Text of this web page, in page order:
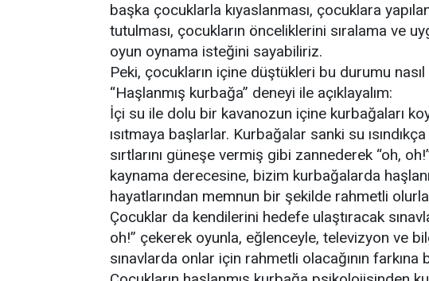
başka çocuklarla kıyaslanması, çocuklara
tutulması, çocukların önceliklerini sıralama ve
oyun oynama isteğini sayabiliriz.
Peki, çocukların içine düştükleri bu durumu
“Haşlanmış kurbağa” deneyi ile açıklayalım:
İçi su ile dolu bir kavanozun içine kurbağaları
ısıtmaya başlarlar. Kurbağalar sanki su
sırtlarını güneşe vermiş gibi zannederek “oh,
kaynama derecesine, bizim kurbağalarda
hayatlarından memnun bir şekilde rahmetli
Çocuklar da kendilerini hedefe ulaştıracak
oh!” çekerek oyunla, eğlenceyle, televizyon ve
sınavlarda onlar için rahmetli olacağının farkına